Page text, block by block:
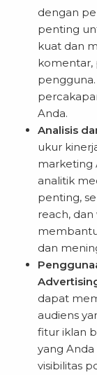
dengan
penting
kuat dan
komentar,
Anda.
Analisis
ukur
marketing
analitik
penting,
reach, dan
dan
dapat
audiens
fitur iklan
yang
visibilitas